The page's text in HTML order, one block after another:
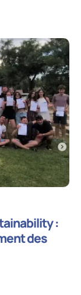
:
des